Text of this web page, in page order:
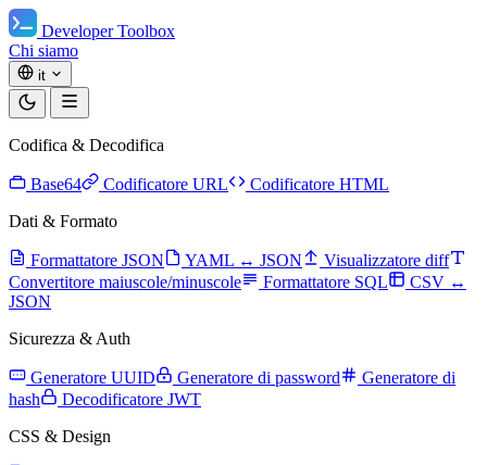
Developer Toolbox
Chi siamo
it
Codifica & Decodifica
Base64 Codificatore URL
Codificatore HTML
Dati & Formato
Formattatore JSON YAML ↔ JSON
Visualizzatore diff
Convertitore maiuscole/minuscole
Formattatore SQL
CSV ↔
JSON
Sicurezza & Auth
Generatore UUID Generatore di password
Generatore di
hash
Decodificatore JWT
CSS & Design